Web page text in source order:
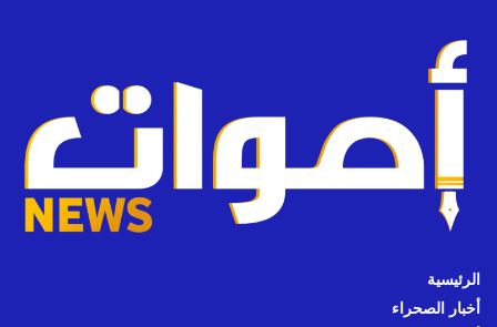
الرئيسية
أخبار الصحراء